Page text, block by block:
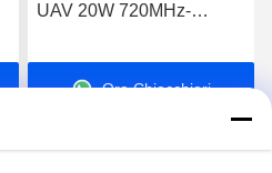
UAV 20W 720MHz-
Drone Wifi Bluetooth
JammerOra Chiacchieri